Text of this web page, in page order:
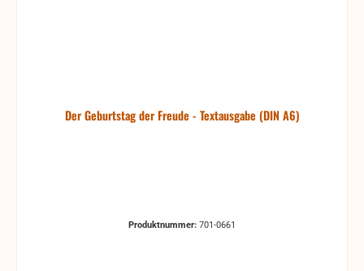
Der Geburtstag der Freude - Textausgabe (DIN A6)
Produktnummer: 701-0661